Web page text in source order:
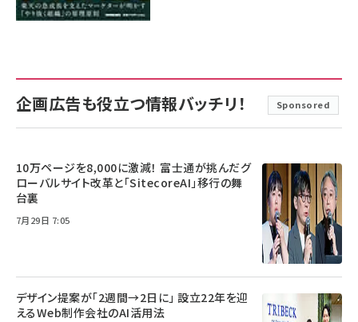
企画広告も役立つ情報バッチリ！ Sponsored
10万ページを8,000に激減！ 富士通が挑んだグ
ローバルサイト改革と「SitecoreAI」移行の舞
台裏
7月29日 7:05
デザイン提案が「2週間→2日に」 設立22年を迎
えるWeb制作会社のAI活用法